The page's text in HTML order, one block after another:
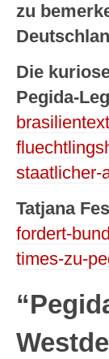
zu
Die
Pegida-
staatlicher-
Tatjana
fordert-
times-zu-